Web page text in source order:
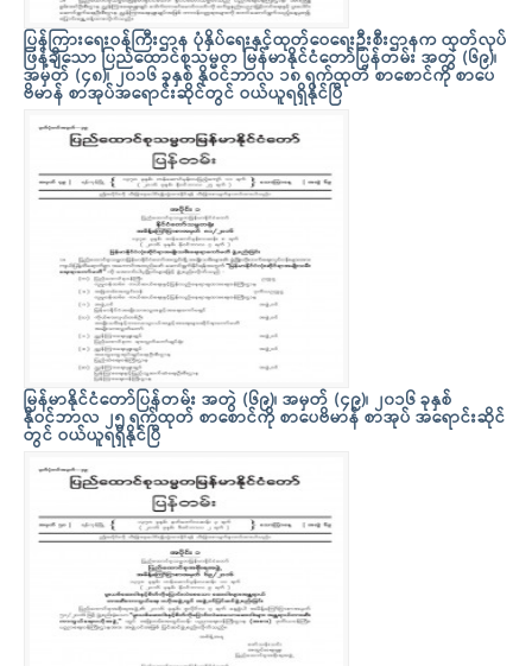
ပြန်ကြားရေးဝန်ကြီးဌာန ပုံနှိပ်ရေးနှင့်ထုတ်ဝေရေးဦးစီးဌာနက ထုတ်လုပ်
ဖြန့်ချိသော ပြည်ထောင်စုသမ္မတ မြန်မာနိုင်ငံတော်ပြန်တမ်း အတွဲ (၆၉)၊
အမှတ် (၄၈)၊ ၂၀၁၆ ခုနှစ် နိုဝင်ဘာလ ၁၈ ရက်ထုတ် စာစောင်ကို စာပေ
ဗိမာန် စာအုပ်အရောင်းဆိုင်တွင် ဝယ်ယူရရှိနိုင်ပြီ
မြန်မာနိုင်ငံတော်ပြန်တမ်း အတွဲ (၆၉)၊ အမှတ် (၄၉)၊ ၂၀၁၆ ခုနှစ်
နိုဝင်ဘာလ ၂၅ ရက်ထုတ် စာစောင်ကို စာပေဗိမာန် စာအုပ် အရောင်းဆိုင်
တွင် ဝယ်ယူရရှိနိုင်ပြီ